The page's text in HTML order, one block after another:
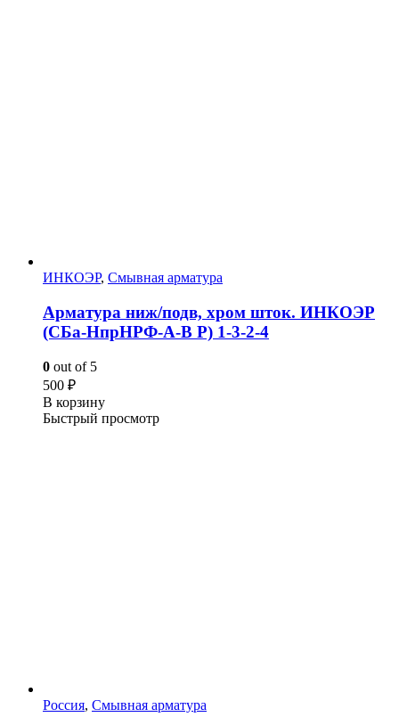
ИНКОЭР, Смывная арматура
Арматура ниж/подв, хром шток. ИНКОЭР
(СБа-НпрНРФ-А-В Р) 1-3-2-4
0 out of 5
500 ₽
В корзину
Быстрый просмотр
Россия, Смывная арматура